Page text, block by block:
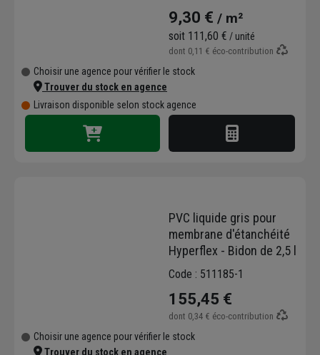
9,30 € / m²
soit 111,60 € / unité
dont 0,11 € éco-contribution
Choisir une agence pour vérifier le stock
Trouver du stock en agence
Livraison disponible selon stock agence
PVC liquide gris pour
membrane d'étanchéité
Hyperflex - Bidon de 2,5 l
Code : 511185-1
155,45 €
dont 0,34 € éco-contribution
Choisir une agence pour vérifier le stock
Trouver du stock en agence